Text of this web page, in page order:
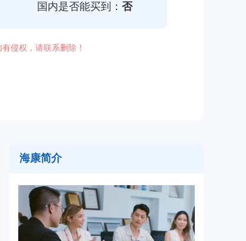
国内是否能买到： 否
侵权，请联系删除！
海康简介